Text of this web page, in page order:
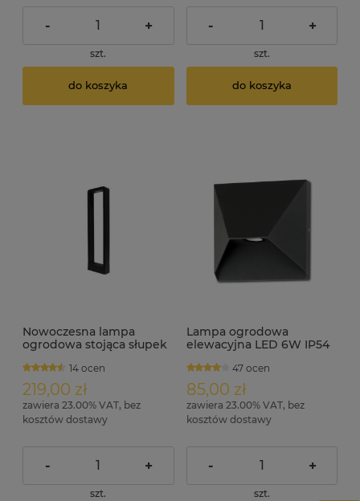
- +
szt.
do koszyka
- +
szt.
do koszyka
Nowoczesna lampa
ogrodowa stojąca słupek
14 ocen
219,00 zł
zawiera 23.00% VAT, bez
kosztów dostawy
- +
szt.
Lampa ogrodowa
elewacyjna LED 6W IP54
47 ocen
85,00 zł
zawiera 23.00% VAT, bez
kosztów dostawy
- +
szt.